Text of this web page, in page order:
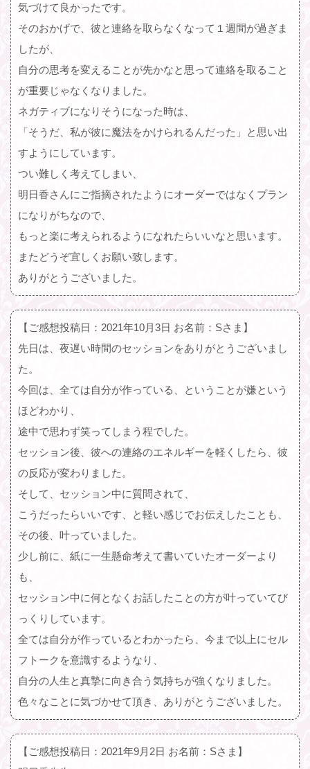
気づけて良かったです。
そのおかげで、彼と連絡を取らなくなって１週間が過ぎま
したが、
自分の思考を変えることが先かなと思って連絡を取ること
が重要じゃなくなりました。
ネガティブになりそうになった時は、
「そうだ、私が彼に魔法をかけられるんだった」と思い出
すようにしています。
つい難しく考えてしまい、
明日香さんにご指摘されたようにオーダーではなくプラン
になりがちなので、
もっと楽に考えられるようになれたらいいなと思います。
またどうぞ宜しくお願い致します。
ありがとうございました。
【ご感想投稿日：2021年10月3日 お名前：Sさま】
先日は、夜遅い時間のセッションをありがとうございまし
た。
今回は、全ては自分が作っている、ということが嫌という
ほどわかり、
途中で思わず笑ってしまう程でした。
セッション後、彼への連絡のエネルギーを軽くしたら、彼
の反応が変わりました。
そして、セッション中に質問されて、
こうだったらいいです、と軽い感じでお伝えしたことも、
その後、叶っていました。
少し前に、紙に一生懸命考えて書いていたオーダーより
も、
セッション中に何となくお話したことの方が叶っていてび
っくりしています。
全ては自分が作っているとわかったら、今まで以上にセル
フトークを意識するようなり、
自分の人生と真摯に向き合う気持ちが強くなりました。
色々なことに気づかせて頂き、ありがとうございました。
【ご感想投稿日：2021年9月2日 お名前：Sさま】